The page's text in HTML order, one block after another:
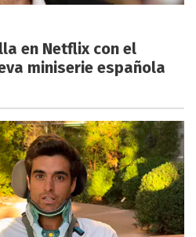
en Netflix con el
miniserie española